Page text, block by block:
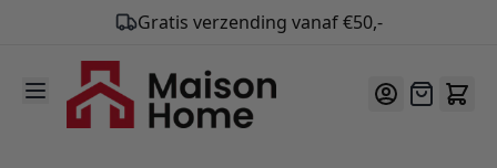
9.9/10
Ga naar de inhoud
Offerte